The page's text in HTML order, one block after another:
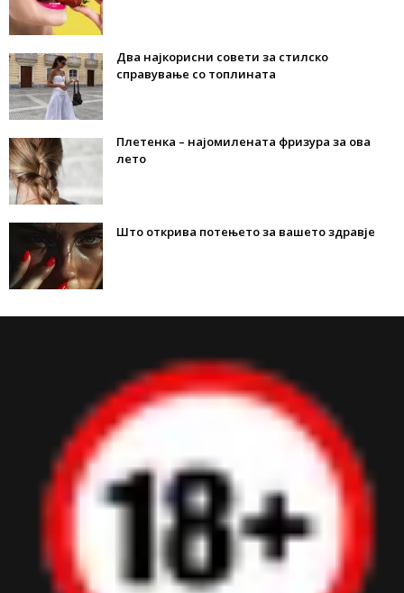
Два најкорисни совети за стилско
справување со топлината
Плетенка – најомилената фризура за ова
лето
Што открива потењето за вашето здравје